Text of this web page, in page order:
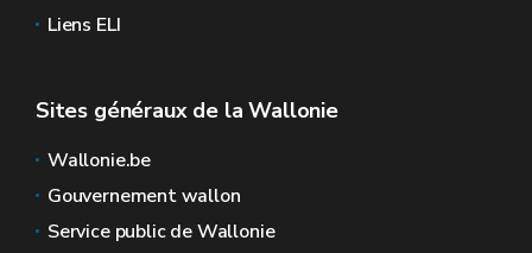
Liens ELI
Sites généraux de la Wallonie
Wallonie.be
Gouvernement wallon
Service public de Wallonie